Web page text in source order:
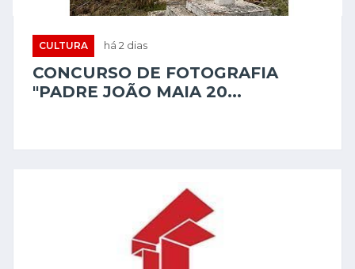
CULTURA há 2 dias
CONCURSO DE FOTOGRAFIA
"PADRE JOÃO MAIA 20...